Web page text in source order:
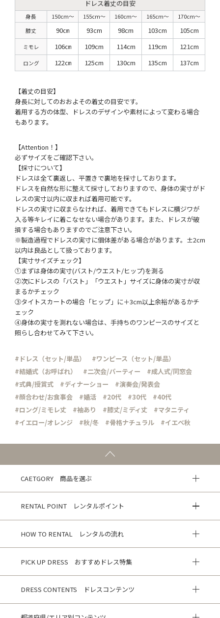
ドレス着丈の目安
身長 150cm〜 155cm〜 160cm〜 165cm〜
170cm〜
膝丈
90㎝ 93cm 98cm 103cm 105cm
ミモレ 106㎝ 109cm 114cm 119cm 121cm
ロング 122㎝ 125cm 130cm 135cm 137cm
【着丈の目安】
身長に対してのおおよその着丈の目安です。
着用する方の体型、ドレスのデザインや素材によって変わる場合
もあります。
【Attention！】
必ずサイズをご確認下さい。
【採寸について】
ドレスは全て裏返し、平置きで裏地を採寸しております。
ドレスを自然な形に整えて採寸しておりますので、身体の実寸がド
レスの実寸以内に収まれば着用可能です。
ドレスの実寸に収まらなければ、着用できてもドレスに横ジワが
入る等キレイに着こなせない場合があります。また、ドレスが破
損する場合もありますのでご注意下さい。
※製造過程でドレスの実寸に個体差がある場合があります。±2cm
以内は良品として扱っております。
【実寸サイズチェック】
①まずは身体の実寸(バスト/ウエスト/ヒップ)を測る
②次にドレスの「バスト」「ウエスト」サイズに身体の実寸が収
まるかチェック
③タイトスカートの場合「ヒップ」に＋3cm以上余裕があるかチ
ェック
④身体の実寸を測れない場合は、手持ちのワンピースのサイズと
照らし合わせてみて下さい。
#ドレス（セット/単品）
#ワンピース（セット/単品）
#結婚式（お呼ばれ）
#二次会/パーティー
#成人式/同窓会
#式典/授賞式
#ディナーショー
#演奏会/発表会
#顔合わせ/お食事会
#婚活 #20代 #30代
#40代
#ロング/ミモレ丈
#袖あり #膝丈/ミディ丈
#マタニティ
#イエロー/オレンジ
#秋/冬 #骨格ナチュラル #イエベ秋
CAETGORY 商品を選ぶ
RENTAL POINT レンタルポイント
HOW TO RENTAL レンタルの流れ
PICK UP DRESS おすすめドレス特集
DRESS CONTENTS ドレスコンテンツ